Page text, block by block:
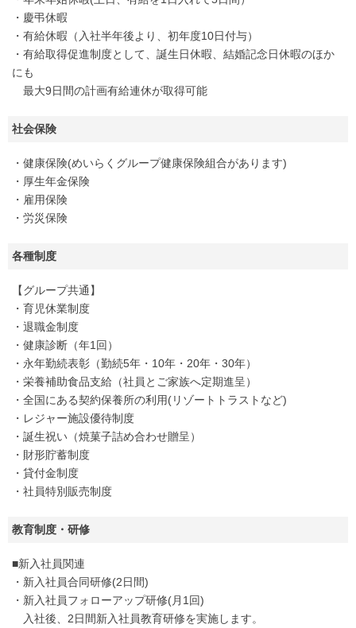
・慶弔休暇
・有給休暇（入社半年後より、初年度10日付与）
・有給取得促進制度として、誕生日休暇、結婚記念日休暇のほか
にも
最大9日間の計画有給連休が取得可能
社会保険
・健康保険(めいらくグループ健康保険組合があります)
・厚生年金保険
・雇用保険
・労災保険
各種制度
【グループ共通】
・育児休業制度
・退職金制度
・健康診断（年1回）
・永年勤続表彰（勤続5年・10年・20年・30年）
・栄養補助食品支給（社員とご家族へ定期進呈）
・全国にある契約保養所の利用(リゾートトラストなど)
・レジャー施設優待制度
・誕生祝い（焼菓子詰め合わせ贈呈）
・財形貯蓄制度
・貸付金制度
・社員特別販売制度
教育制度・研修
■新入社員関連
・新入社員合同研修(2日間)
・新入社員フォローアップ研修(月1回)
入社後、2日間新入社員教育研修を実施します。